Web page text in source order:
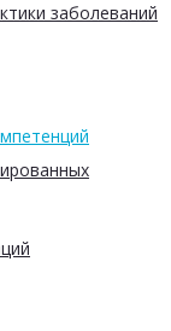
заболеваний